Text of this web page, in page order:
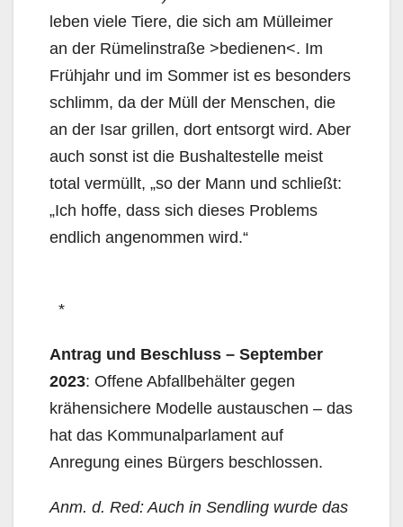
leben viele Tiere, die sich am Mülleimer
an der Rümelinstraße >bedienen<. Im
Frühjahr und im Sommer ist es besonders
schlimm, da der Müll der Menschen, die
an der Isar grillen, dort entsorgt wird. Aber
auch sonst ist die Bushaltestelle meist
total vermüllt, „so der Mann und schließt:
„Ich hoffe, dass sich dieses Problems
endlich angenommen wird.“
*
Antrag und Beschluss – September
2023: Offene Abfallbehälter gegen
krähensichere Modelle austauschen – das
hat das Kommunalparlament auf
Anregung eines Bürgers beschlossen.
Anm. d. Red: Auch in Sendling wurde das